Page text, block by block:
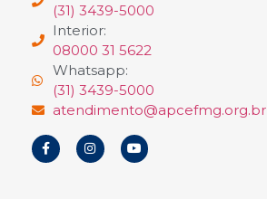
(31) 3439-5000
Interior:
08000 31 5622
Whatsapp:
(31) 3439-5000
atendimento@apcefmg.org.br